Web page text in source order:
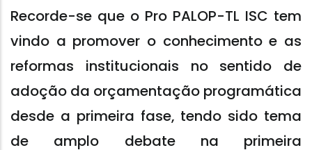
Recorde-se que o Pro PALOP-TL ISC tem
vindo a promover o conhecimento e as
reformas institucionais no sentido de
adoção da orçamentação programática
desde a primeira fase, tendo sido tema
de amplo debate na primeira